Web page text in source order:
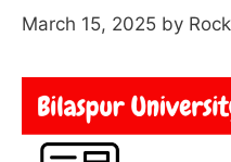
March 15, 2025 by